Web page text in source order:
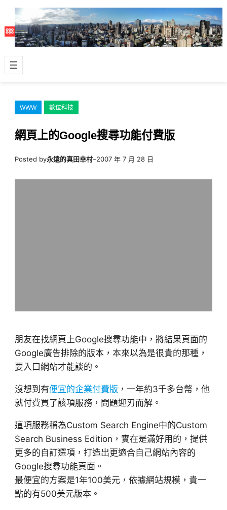
主
容
WWW 數位科技
網頁上的Google搜尋功能付費版
Posted by永遠的真田幸村–2007 年 7 月 28 日
朋友在找網頁上Google搜尋功能中，將結果頁面的
Google廣告排除的版本，本來以為是很貴的那種，
要入口網站才能談的。
沒想到有便宜的企業付費版 ，一年約3千多台幣，他
就付費買了該項服務，問題迎刃而解。
這項服務稱為Custom Search Engine中的Custom
Search Business Edition，實在是滿好用的，提供
更多的自訂選項，打造出更適合自己網站內容的
Google搜尋功能頁面。
最便宜的方案是1年100美元，依據網站規模，貴一
點的有500美元版本。